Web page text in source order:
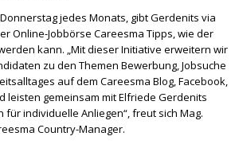
jedes Monats, gibt Gerdenits via
Online-Jobbörse Careesma Tipps, wie der
kann. „Mit dieser Initiative erweitern wir
zu den Themen Bewerbung, Jobsuche
auf dem Careesma Blog, Facebook,
leisten gemeinsam mit Elfriede Gerdenits
individuelle Anliegen“, freut sich Mag.
Country-Manager.